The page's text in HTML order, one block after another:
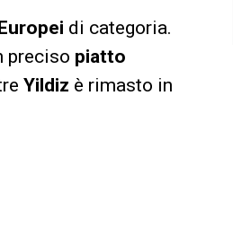
di categoria.
preciso piatto
Yildiz è rimasto in